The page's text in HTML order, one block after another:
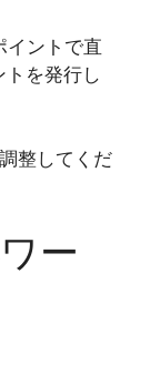
イントで直
を発行し
整してくだ
ー